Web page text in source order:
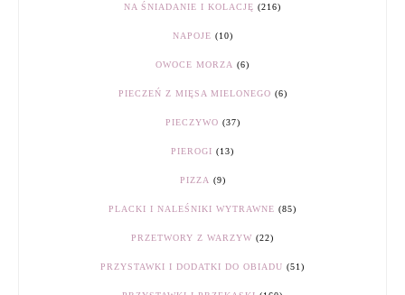
NA ŚNIADANIE I KOLACJĘ (216)
NAPOJE (10)
OWOCE MORZA (6)
PIECZEŃ Z MIĘSA MIELONEGO (6)
PIECZYWO (37)
PIEROGI (13)
PIZZA (9)
PLACKI I NALEŚNIKI WYTRAWNE (85)
PRZETWORY Z WARZYW (22)
PRZYSTAWKI I DODATKI DO OBIADU (51)